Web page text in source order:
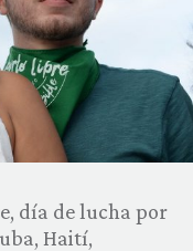
día de lucha por
Haití,